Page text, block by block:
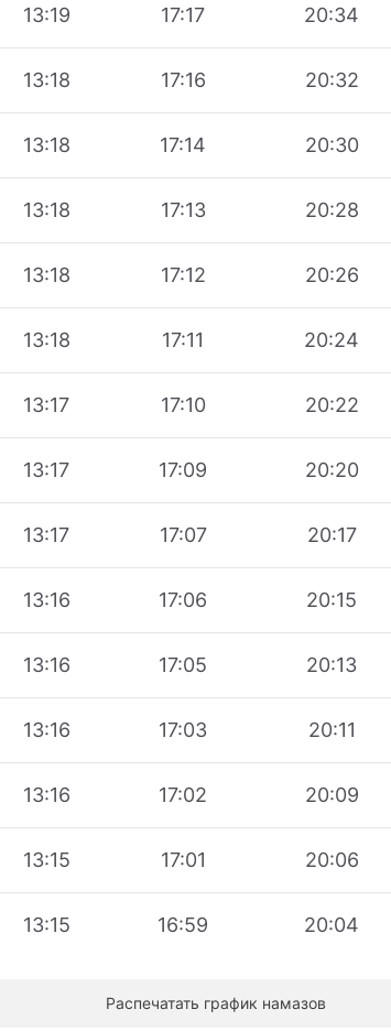
13:19 17:17 20:34
13:18 17:16 20:32
13:18 17:14 20:30
13:18 17:13 20:28
13:18 17:12 20:26
13:18 17:11 20:24
13:17 17:10 20:22
13:17 17:09 20:20
13:17 17:07 20:17
13:16 17:06 20:15
13:16 17:05 20:13
13:16 17:03 20:11
13:16 17:02 20:09
13:15 17:01 20:06
13:15 16:59 20:04
Распечатать график намазов